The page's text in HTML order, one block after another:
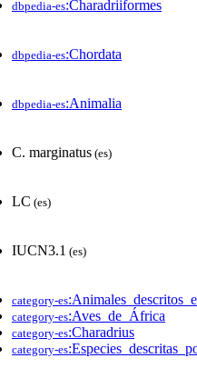
dbpedia-es:Charadriiformes
dbpedia-es:Chordata
dbpedia-es:Animalia
C. marginatus (es)
LC (es)
IUCN3.1 (es)
category-es
category-es:Aves_de_África
category-es:Charadrius
category-es